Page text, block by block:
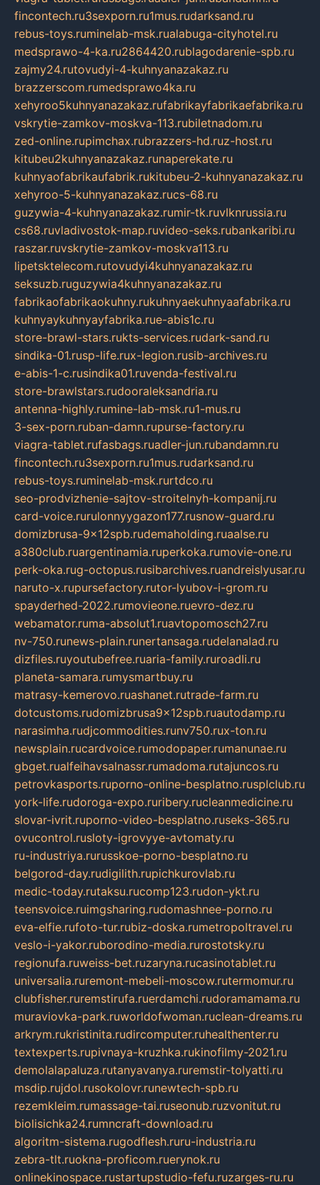
fincontech.ru3sexporn.ru1mus.rudarksand.ru
rebus-toys.ruminelab-msk.rualabuga-cityhotel.ru
medsprawo-4-ka.ru2864420.rublagodarenie-spb.ru
zajmy24.rutovudyi-4-kuhnyanazakaz.ru
brazzerscom.rumedsprawo4ka.ru
xehyroo5kuhnyanazakaz.rufabrikayfabrikaefabrika.ru
vskrytie-zamkov-moskva-113.rubiletnadom.ru
zed-online.rupimchax.rubrazzers-hd.ruz-host.ru
kitubeu2kuhnyanazakaz.runaperekate.ru
kuhnyaofabrikaufabrik.rukitubeu-2-kuhnyanazakaz.ru
xehyroo-5-kuhnyanazakaz.rucs-68.ru
guzywia-4-kuhnyanazakaz.rumir-tk.ruvlknrussia.ru
cs68.ruvladivostok-map.ruvideo-seks.rubankaribi.ru
raszar.ruvskrytie-zamkov-moskva113.ru
lipetsktelecom.rutovudyi4kuhnyanazakaz.ru
seksuzb.ruguzywia4kuhnyanazakaz.ru
fabrikaofabrikaokuhny.rukuhnyaekuhnyaafabrika.ru
kuhnyaykuhnyayfabrika.rue-abis1c.ru
store-brawl-stars.rukts-services.rudark-sand.ru
sindika-01.rusp-life.rux-legion.rusib-archives.ru
e-abis-1-c.rusindika01.ruvenda-festival.ru
store-brawlstars.rudooraleksandria.ru
antenna-highly.rumine-lab-msk.ru1-mus.ru
3-sex-porn.ruban-damn.rupurse-factory.ru
viagra-tablet.rufasbags.ruadler-jun.rubandamn.ru
fincontech.ru3sexporn.ru1mus.rudarksand.ru
rebus-toys.ruminelab-msk.rurtdco.ru
seo-prodvizhenie-sajtov-stroitelnyh-kompanij.ru
card-voice.rurulonnyygazon177.rusnow-guard.ru
domizbrusa-9x12spb.rudemaholding.ruaalse.ru
a380club.ruargentinamia.ruperkoka.rumovie-one.ru
perk-oka.rug-octopus.rusibarchives.ruandreislyusar.ru
naruto-x.rupursefactory.rutor-lyubov-i-grom.ru
spayderhed-2022.rumovieone.ruevro-dez.ru
webamator.ruma-absolut1.ruavtopomosch27.ru
nv-750.runews-plain.runertansaga.rudelanalad.ru
dizfiles.ruyoutubefree.ruaria-family.ruroadli.ru
planeta-samara.rumysmartbuy.ru
matrasy-kemerovo.ruashanet.rutrade-farm.ru
dotcustoms.rudomizbrusa9x12spb.ruautodamp.ru
narasimha.rudjcommodities.runv750.rux-ton.ru
newsplain.rucardvoice.rumodopaper.rumanunae.ru
gbget.rualfeihavsalnassr.rumadoma.rutajuncos.ru
petrovkasports.ruporno-online-besplatno.rusplclub.ru
york-life.rudoroga-expo.ruribery.rucleanmedicine.ru
slovar-ivrit.ruporno-video-besplatno.ruseks-365.ru
ovucontrol.rusloty-igrovyye-avtomaty.ru
ru-industriya.rurusskoe-porno-besplatno.ru
belgorod-day.rudigilith.rupichkurovlab.ru
medic-today.rutaksu.rucomp123.rudon-ykt.ru
teensvoice.ruimgsharing.rudomashnee-porno.ru
eva-elfie.rufoto-tur.rubiz-doska.rumetropoltravel.ru
veslo-i-yakor.ruborodino-media.rurostotsky.ru
regionufa.ruweiss-bet.ruzaryna.rucasinotablet.ru
universalia.ruremont-mebeli-moscow.rutermomur.ru
clubfisher.ruremstirufa.ruerdamchi.rudoramamama.ru
muraviovka-park.ruworldofwoman.ruclean-dreams.ru
arkrym.rukristinita.rudircomputer.ruhealthenter.ru
textexperts.rupivnaya-kruzhka.rukinofilmy-2021.ru
demolalapaluza.rutanyavanya.ruremstir-tolyatti.ru
msdip.rujdol.rusokolovr.runewtech-spb.ru
rezemkleim.rumassage-tai.ruseonub.ruzvonitut.ru
biolisichka24.rumncraft-download.ru
algoritm-sistema.rugodflesh.ruru-industria.ru
zebra-tlt.ruokna-proficom.ruerynok.ru
onlinekinospace.rustartupstudio-fefu.ruzarges-ru.ru